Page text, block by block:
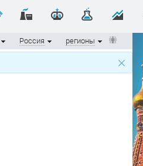
регионы
Россия